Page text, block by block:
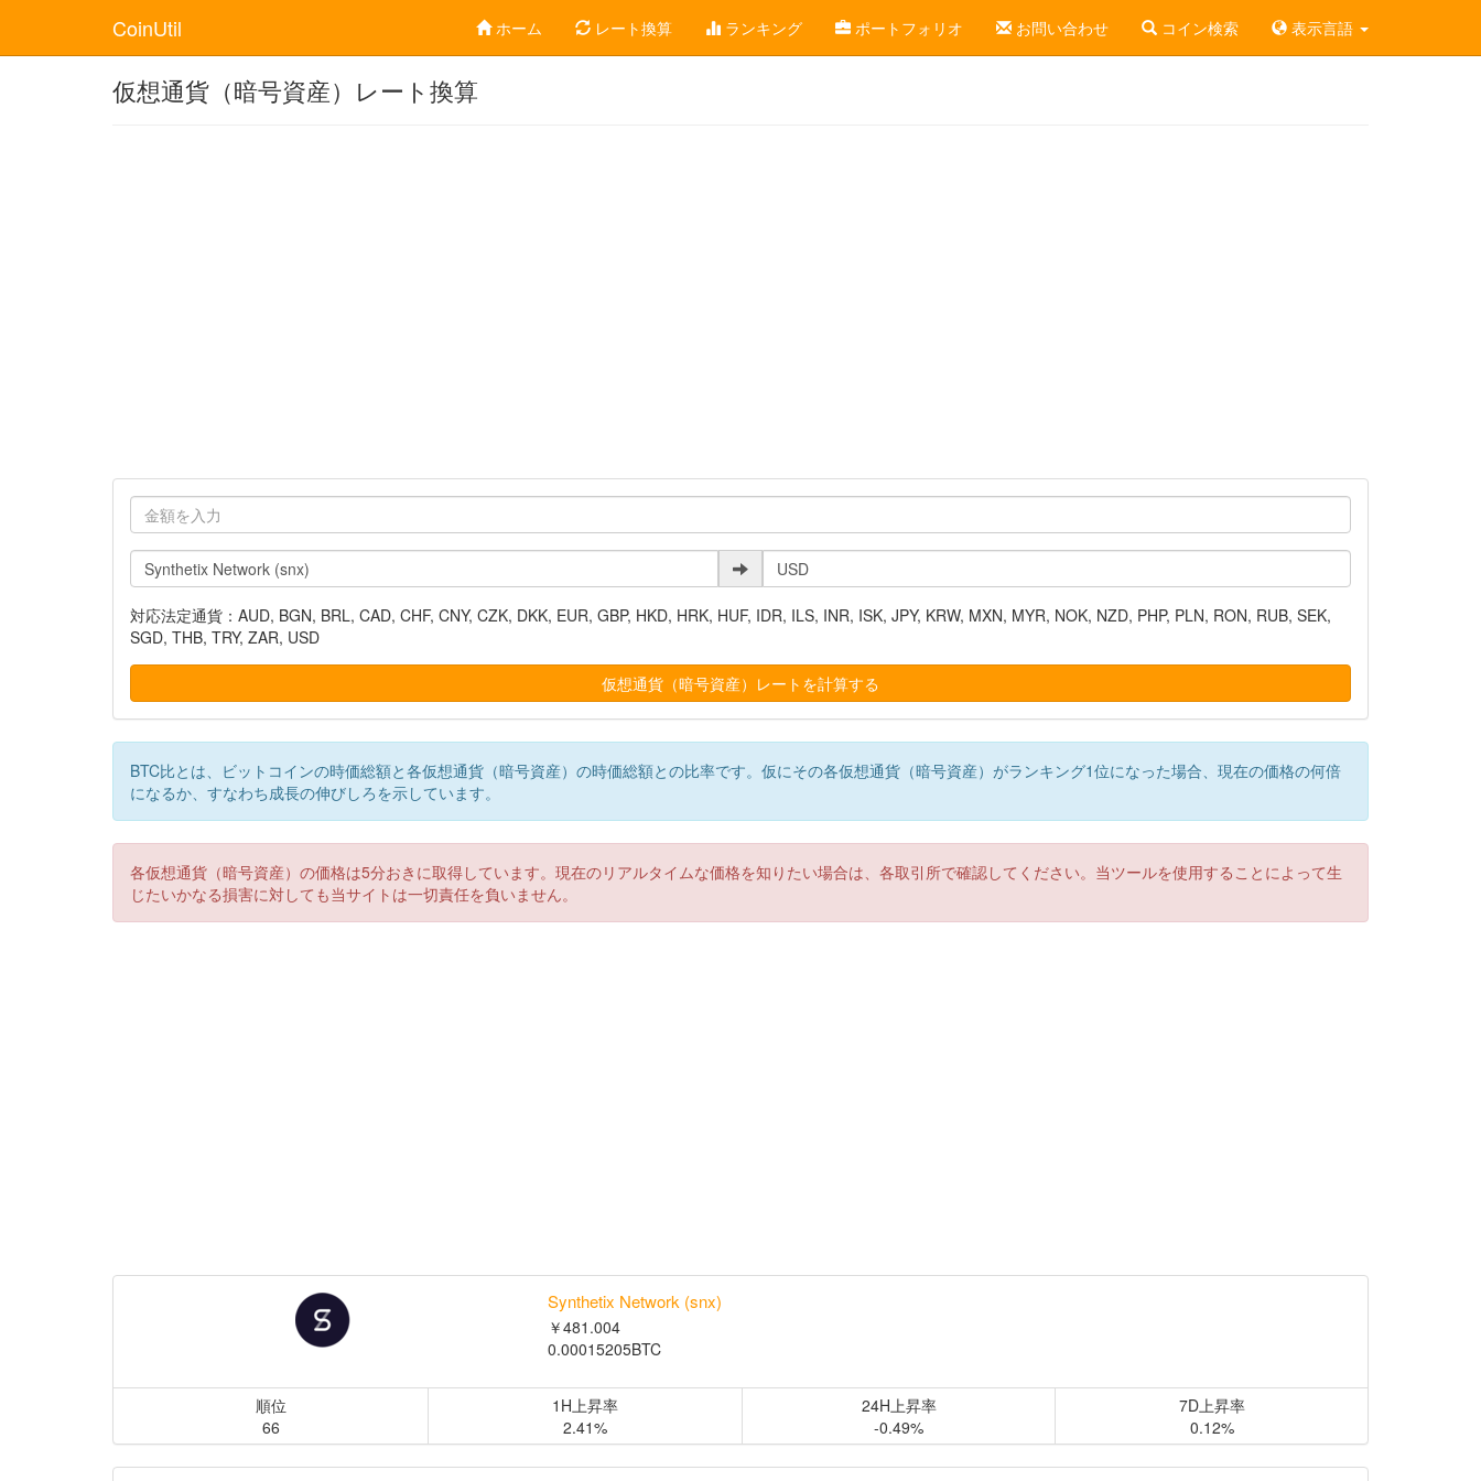
CoinUtil ホーム レート換算 ランキング ポートフォリオ お問い合わせ コイン検索 表示言語
仮想通貨（暗号資産）レート換算
対応法定通貨：AUD, BGN, BRL, CAD, CHF, CNY, CZK, DKK, EUR, GBP, HKD, HRK, HUF, IDR, ILS, INR, ISK, JPY, KRW, MXN, MYR, NOK, NZD, PHP, PLN, RON, RUB, SEK,
SGD, THB, TRY, ZAR, USD
BTC比とは、ビットコインの時価総額と各仮想通貨（暗号資産）の時価総額との比率です。仮にその各仮想通貨（暗号資産）がランキング1位になった場合、現在の価格の何倍
になるか、すなわち成長の伸びしろを示しています。
各仮想通貨（暗号資産）の価格は5分おきに取得しています。現在のリアルタイムな価格を知りたい場合は、各取引所で確認してください。当ツールを使用することによって生
じたいかなる損害に対しても当サイトは一切責任を負いません。
Synthetix Network (snx)
￥481.004
0.00015205BTC
順位
66
1H上昇率
2.41%
24H上昇率
-0.49%
7D上昇率
0.12%